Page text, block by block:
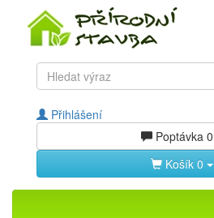
Přihlášení
Poptávka 0
Košík 0